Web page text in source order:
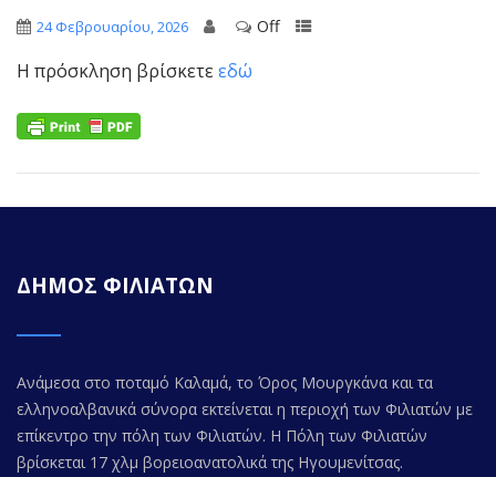
24 Φεβρουαρίου, 2026 Off
Η πρόσκληση βρίσκετεεδώ
ΔΗΜΟΣ ΦΙΛΙΑΤΩΝ
Ανάμεσα στο ποταμό Καλαμά, το Όρος Μουργκάνα και τα
ελληνοαλβανικά σύνορα εκτείνεται η περιοχή των Φιλιατών με
επίκεντρο την πόλη των Φιλιατών. Η Πόλη των Φιλιατών
βρίσκεται 17 χλμ βορειοανατολικά της Ηγουμενίτσας.